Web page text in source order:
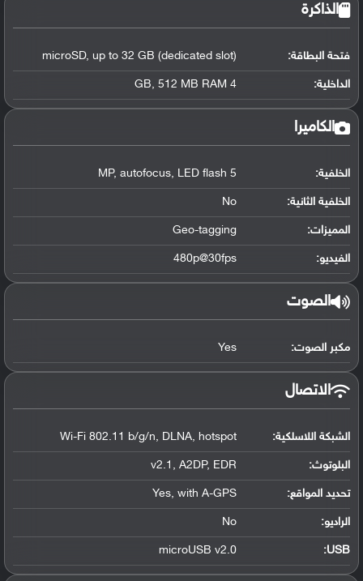
الذاكرة
فتحة البطاقة: microSD, up to 32 GB (dedicated slot)
الداخلية: 4 GB, 512 MB RAM
الكاميرا
الخلفية: 5 MP, autofocus, LED flash
الخلفية الثانية: No
المميزات: Geo-tagging
الفيديو: 480p@30fps
الصوت
مكبر الصوت: Yes
الاتصال
الشبكة اللاسلكية: Wi-Fi 802.11 b/g/n, DLNA, hotspot
البلوتوث:
v2.1, A2DP, EDR
تحديد المواقع:
Yes, with A-GPS
الراديو: No
USB
:
microUSB v2.0